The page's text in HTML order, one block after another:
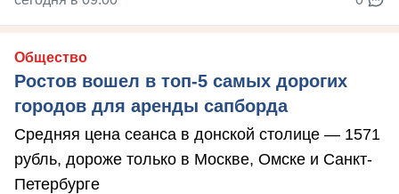
Общество
Ростов вошел в топ-5 самых дорогих
городов для аренды сапборда
Средняя цена сеанса в донской столице — 1571
рубль, дороже только в Москве, Омске и Санкт-
Петербурге